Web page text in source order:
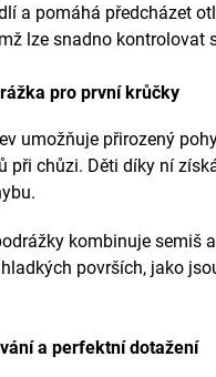
a pomáhá předcházet
lze snadno kontrolovat
pro první krůčky
umožňuje přirozený
při chůzi. Děti díky ní
kombinuje semiš
površích, jako
a perfektní dotažení